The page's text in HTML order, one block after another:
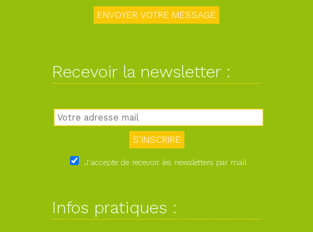
Recevoir la newsletter :
J'accepte de recevoir les newsletters par mail
Infos pratiques :